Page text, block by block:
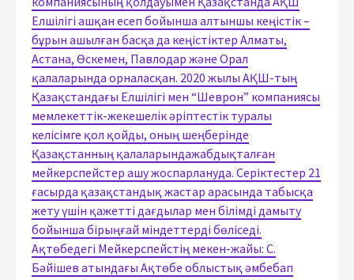
Елшілігі ашқан есеп бойынша алтыншы кеңістік –
бұрын ашылған басқа да кеңістіктер Алматы,
Астана, Өскемен, Павлодар және Орал
қалаларында орналасқан. 2020 жылы АҚШ-тың
Қазақстандағы Елшілігі мен “Шеврон” компаниясы
мемлекеттік-жекешелік әріптестік туралы
келісімге қол қойды, оның шеңберінде
Қазақстанның қалаларындажабдықталған
мейкерспейстер ашу жоспарлануда. Серіктестер 21
ғасырда қазақстандық жастар арасында табысқа
жету үшін қажетті дағдылар мен білімді дамыту
бойынша бірыңғай міндеттерді бөліседі.
Ақтөбедегі Мейкерспейстің мекен-жайы: C.
Бәйішев атындағы Ақтөбе облыстық әмбебап